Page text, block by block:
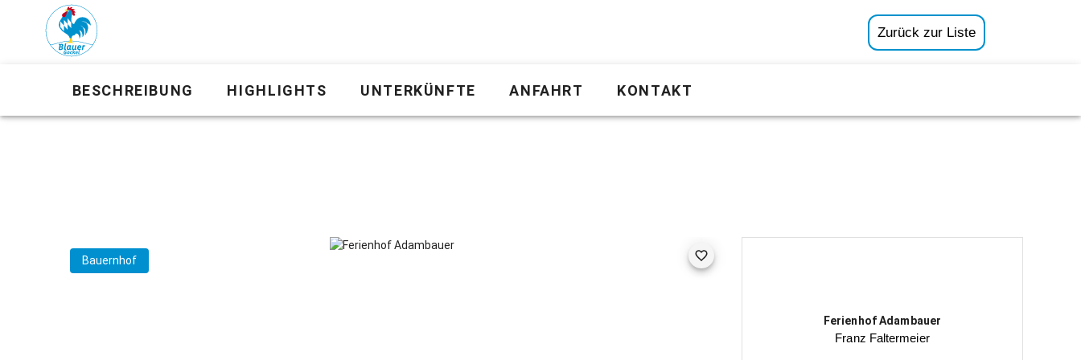
Zurück zur Liste
BESCHREIBUNG HIGHLIGHTS UNTERKÜNFTE ANFAHRT KONTAKT
Ferienhof Adambauer
Franz Faltermeier
Bauernhof